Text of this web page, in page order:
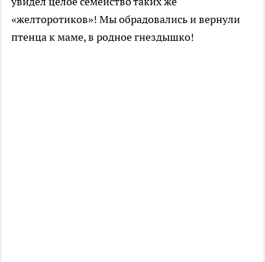
«желторотиков»! Мы обрадовались и вернули
птенца к маме, в родное гнездышко!